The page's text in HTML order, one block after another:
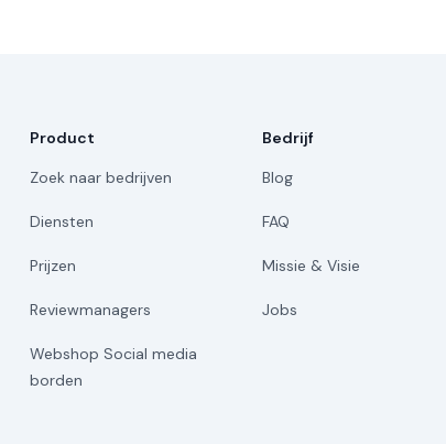
Product
Zoek naar bedrijven
Diensten
Prijzen
Reviewmanagers
Webshop Social media
borden
Bedrijf
Blog
FAQ
Missie & Visie
Jobs